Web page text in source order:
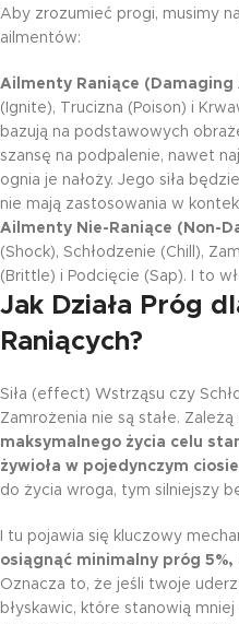
Aby zrozumieć progi, musimy
ailmentów:
Ailmenty Raniące (Damaging
(Ignite), Trucizna (Poison) i
bazują na podstawowych
szansę na podpalenie, nawet
ognia je nałoży. Jego siła
nie mają zastosowania w
Ailmenty Nie-Raniące (Non-
(Shock), Schłodzenie (Chill),
(Brittle) i Podcięcie (Sap). I to
Jak Działa Próg
Raniących?
Siła (effect) Wstrząsu czy
Zamrożenia nie są stałe.
maksymalnego życia celu
żywioła w pojedynczym ciosie
do życia wroga, tym silniejszy
I tu pojawia się kluczowy
osiągnąć minimalny próg 5%,
Oznacza to, że jeśli twoje
błyskawic, które stanowią